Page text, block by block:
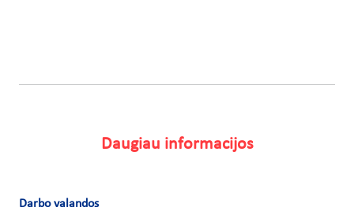
Daugiau informacijos
Darbo valandos